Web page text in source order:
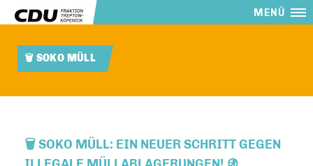
MENÜ
🗑️ SOKO MÜLL
🗑️ SOKO MÜLL: EIN NEUER SCHRITT GEGEN